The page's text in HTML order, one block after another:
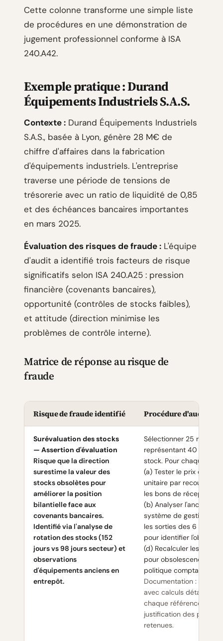
Cette colonne transforme une simple liste
de procédures en une démonstration de
jugement professionnel conforme à ISA
240.A42.
Exemple pratique : Durand
Équipements Industriels S.A.S.
Contexte : Durand Équipements Industriels
S.A.S., basée à Lyon, génère 28 M€ de
chiffre d'affaires dans la fabrication
d'équipements industriels. L'entreprise
traverse une période de tensions de
trésorerie avec un ratio de liquidité de 0,85
et des échéances bancaires importantes
en mars 2025.
Évaluation des risques de fraude : L'équipe
d'audit a identifié trois facteurs de risque
significatifs selon ISA 240.A25 : pression
financière (covenants bancaires),
opportunité (contrôles de stocks faibles),
et attitude (direction minimise les
problèmes de contrôle interne).
Matrice de réponse au risque de
fraude
Risque de fraude identifié Procédure d'audit
Surévaluation des stocks
— Assertion d'évaluation
Risque que la direction
surestime la valeur des
stocks obsolètes pour
améliorer la position
bilantielle face aux
covenants bancaires.
Identifié via l'analyse de
rotation des stocks (152
jours vs 98 jours secteur) et
observations
d'équipements anciens en
entrepôt.
Sélectionner 25
représentant 40 % de
stock. Pour chaque
(a) Tester le prix de
unitaire par
les bons de réception
(b) Analyser
système de gestion, (c)
les sorties des 6
pour identifier
(d) Recalculer les
pour obsolescence
politique comptable.
Documentation : feuille
avec calculs détaillés
chaque référence et
justification des
retenues.